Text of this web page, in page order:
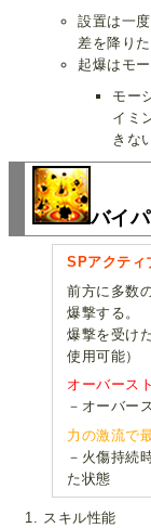
設置は一
差を降り
起爆はモ
モー
イミ
きな
バイ
SPアクティ
前方に多数
爆撃する。
爆撃を受け
使用可能）
オーバース
－オーバー
力の激流で
－火傷持続
た状態
スキル性能